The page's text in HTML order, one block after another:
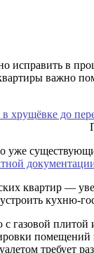
исправить в
важно
уже
квартир —
кухню-
с газовой
требует